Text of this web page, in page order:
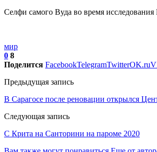
Селфи самого Вуда во время
мир
0 8
Поделится FacebookTelegramTwitterOK.ru
Предыдущая запись
В Сарагосе после реновации открылся
Следующая запись
С Крита на Санторини на пароме 2020